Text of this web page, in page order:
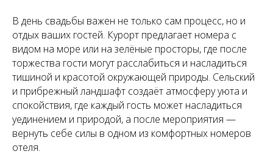
В день свадьбы важен не только сам процесс, но и
отдых ваших гостей. Курорт предлагает номера с
видом на море или на зелёные просторы, где после
торжества гости могут расслабиться и насладиться
тишиной и красотой окружающей природы. Сельский
и прибрежный ландшафт создаёт атмосферу уюта и
спокойствия, где каждый гость может насладиться
уединением и природой, а после мероприятия —
вернуть себе силы в одном из комфортных номеров
отеля.